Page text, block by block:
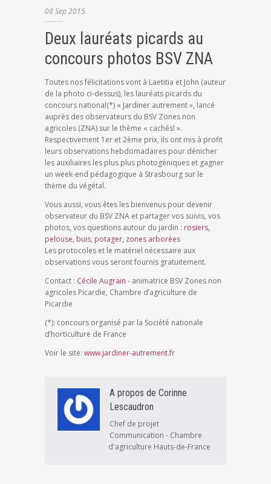
08Sep2015
Deux lauréats picards au
concours photos BSV ZNA
Toutes nos félicitations vont à Laetitia et John (auteur
de la photo ci-dessus), les lauréats picards du
concours national(*) « Jardiner autrement », lancé
auprès des observateurs du BSV Zones non
agricoles (ZNA) sur le thème « cachés! ».
Respectivement 1er et 2ème prix, ils ont mis à profit
leurs observations hebdomadaires pour dénicher
les auxiliaires les plus plus photogéniques et gagner
un week-end pédagogique à Strasbourg sur le
thème du végétal.
Vous aussi, vous êtes les bienvenus pour devenir
observateur du BSV ZNA et partager vos suivis, vos
photos, vos questions autour du jardin : rosiers,
pelouse, buis, potager, zones arborées
Les protocoles et le matériel nécessaire aux
observations vous seront fournis gratuitement.
Contact : Cécile Augrain - animatrice BSV Zones non
agricoles Picardie, Chambre d’agriculture de
Picardie
(*): concours organisé par la Société nationale
d’horticulture de France
Voir le site: www.jardiner-autrement.fr
A propos de Corinne
Lescaudron
Chef de projet
Communication - Chambre
d'agriculture Hauts-de-France